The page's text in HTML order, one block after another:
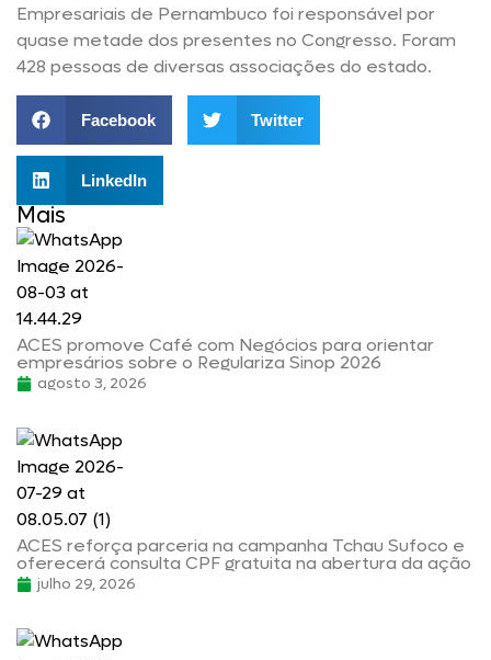
Empresariais de Pernambuco foi responsável por
quase metade dos presentes no Congresso. Foram
428 pessoas de diversas associações do estado.
Facebook Twitter
LinkedIn
Mais
ACES promove Café com Negócios para orientar
empresários sobre o Regulariza Sinop 2026
agosto 3, 2026
ACES reforça parceria na campanha Tchau Sufoco e
oferecerá consulta CPF gratuita na abertura da ação
julho 29, 2026